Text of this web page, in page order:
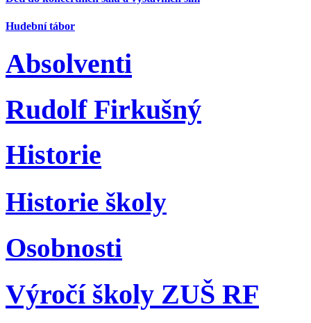
Hudební tábor
Absolventi
Rudolf Firkušný
Historie
Historie školy
Osobnosti
Výročí školy ZUŠ RF